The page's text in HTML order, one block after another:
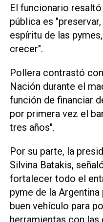
El funcionario
pública es
espíritu de las
crecer".
Pollera contrastó
Nación durante el
función de financiar
por primera vez el
tres años".
Por su parte, la
Silvina Batakis,
fortalecer todo el
pyme de la Argentina
buen vehículo para
herramientas con las